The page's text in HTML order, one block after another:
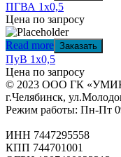
ПГВА 1х0,5
Цена по запросу
Read more Заказать
ПуВ 1х0,5
Цена по запросу
© 2023 ООО ГК
г.Челябинск,
Режим работы: Пн-Пт
ИНН 7447295558
КПП 744701001